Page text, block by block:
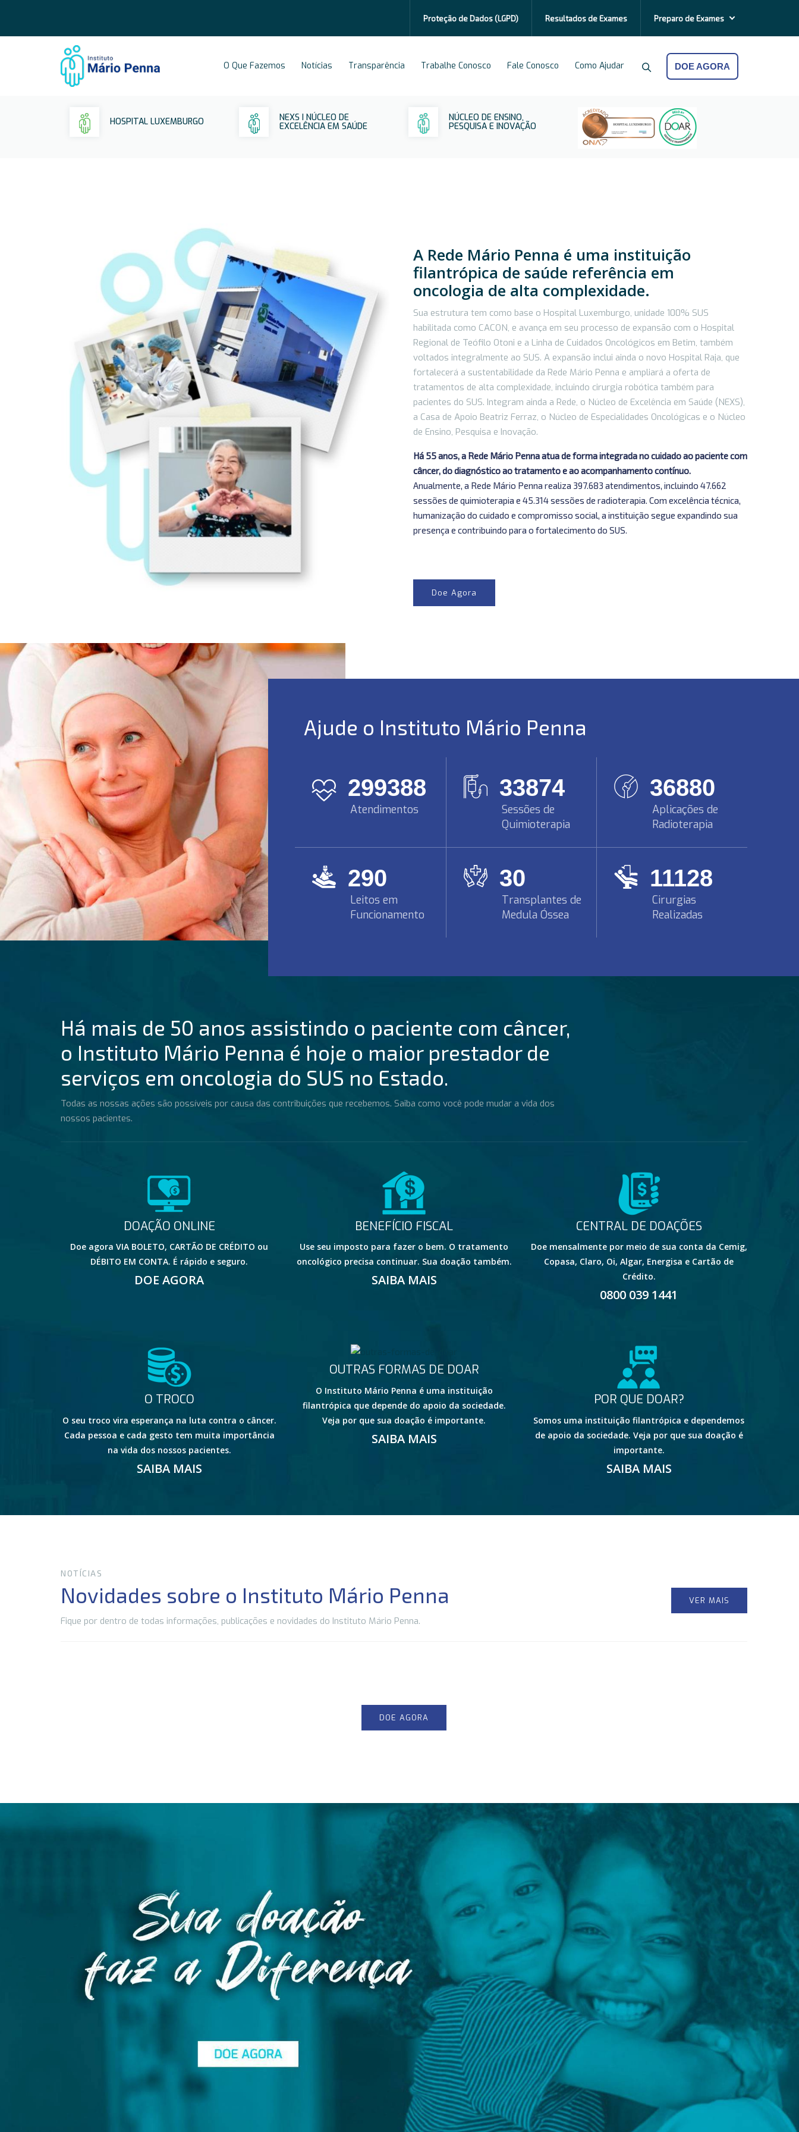
Proteção de Dados(LGPD) Resultados deExames Preparo deExames
DOE AGORA
O Que Fazemos Notícias Transparência Trabalhe Conosco Fale Conosco Como Ajudar
HOSPITAL LUXEMBURGO NEXS I NÚCLEO DE
EXCELÊNCIA EM SAÚDE
NÚCLEO DE ENSINO,
PESQUISA E INOVAÇÃO
A Rede Mário Penna é uma instituição
filantrópica de saúde referência em
oncologia de alta complexidade.
Sua estrutura tem como base o Hospital Luxemburgo, unidade 100% SUS
habilitada como CACON, e avança em seu processo de expansão com o Hospital
Regional de Teófilo Otoni e a Linha de Cuidados Oncológicos em Betim, também
voltados integralmente ao SUS. A expansão inclui ainda o novo Hospital Raja, que
fortalecerá a sustentabilidade da Rede Mário Penna e ampliará a oferta de
tratamentos de alta complexidade, incluindo cirurgia robótica também para
pacientes do SUS. Integram ainda a Rede, o Núcleo de Excelência em Saúde (NEXS),
a Casa de Apoio Beatriz Ferraz, o Núcleo de Especialidades Oncológicas e o Núcleo
de Ensino, Pesquisa e Inovação.
Há 55 anos, a Rede Mário Penna atua de forma integrada no cuidado ao paciente com
câncer, do diagnóstico ao tratamento e ao acompanhamento contínuo.
Anualmente, a Rede Mário Penna realiza 397.683 atendimentos, incluindo 47.662
sessões de quimioterapia e 45.314 sessões de radioterapia. Com excelência técnica,
humanização do cuidado e compromisso social, a instituição segue expandindo sua
presença e contribuindo para o fortalecimento do SUS.
Doe Agora
Ajude o Instituto Mário Penna
323663
Atendimentos
37224
Sessões de
Quimioterapia
40528
Aplicações de
Radioterapia
294
Leitos em
Funcionamento
32
Transplantes de
Medula Óssea
12296
Cirurgias
Realizadas
Há mais de 50 anos assistindo o paciente com câncer,
o Instituto Mário Penna é hoje o maior prestador de
serviços em oncologia do SUS no Estado.
Todas as nossas ações são possíveis por causa das contribuições que recebemos. Saiba como você pode mudar a vida dos
nossos pacientes.
DOAÇÃO ONLINE
Doe agora VIA BOLETO, CARTÃO DE CRÉDITO ou
DÉBITO EM CONTA. É rápido e seguro.
DOE AGORA
BENEFÍCIO FISCAL
Use seu imposto para fazer o bem. O tratamento
oncológico precisa continuar. Sua doação também.
SAIBA MAIS
CENTRAL DE DOAÇÕES
Doe mensalmente por meio de sua conta da Cemig,
Copasa, Claro, Oi, Algar, Energisa e Cartão de
Crédito.
0800 039 1441
O TROCO
O seu troco vira esperança na luta contra o câncer.
Cada pessoa e cada gesto tem muita importância
na vida dos nossos pacientes.
SAIBA MAIS
OUTRAS FORMAS DE DOAR
O Instituto Mário Penna é uma instituição
filantrópica que depende do apoio da sociedade.
Veja por que sua doação é importante.
SAIBA MAIS
POR QUE DOAR?
Somos uma instituição filantrópica e dependemos
de apoio da sociedade. Veja por que sua doação é
importante.
SAIBA MAIS
NOTÍCIAS
Novidades sobre o Instituto Mário Penna
Fique por dentro de todas informações, publicações e novidades do Instituto Mário Penna.
VER MAIS
DOE AGORA